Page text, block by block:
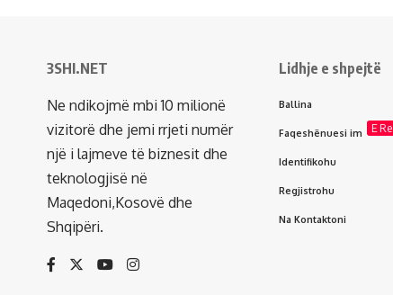
3SHI.NET
Ne ndikojmë mbi 10 milionë
vizitorë dhe jemi rrjeti numër
një i lajmeve të biznesit dhe
teknologjisë në
Maqedoni,Kosovë dhe
Shqipëri.
Lidhje e shpejtë
Ballina
Faqeshënuesi im E Re
Identifikohu
Regjistrohu
Na Kontaktoni